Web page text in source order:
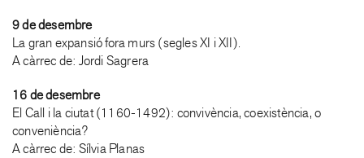
9 de desembre
La gran expansió fora murs (segles XI i XII).
A càrrec de: Jordi Sagrera
16 de desembre
El Call i la ciutat (1160-1492): convivència, coexistència, o
conveniència?
A càrrec de: Sílvia Planas